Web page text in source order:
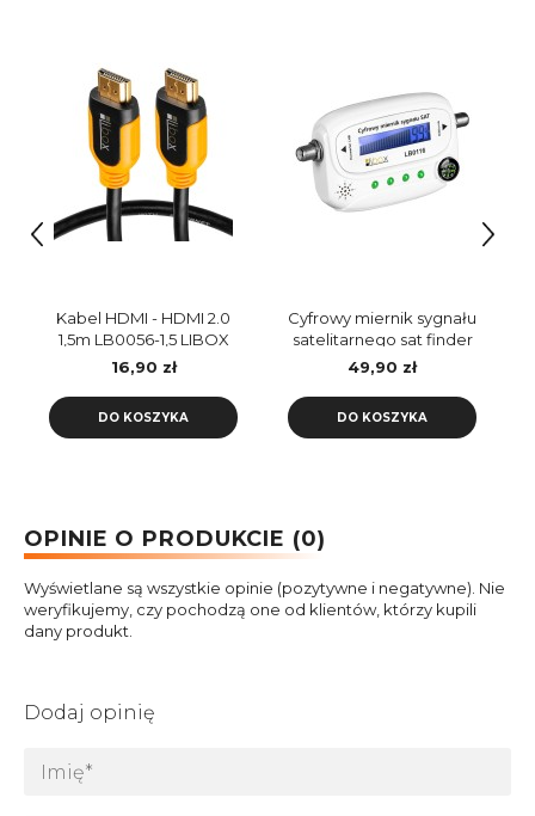
Kabel HDMI - HDMI 2.0
1,5m LB0056-1,5 LIBOX
16,90 zł
DO KOSZYKA
Cyfrowy miernik sygnału
satelitarnego sat finder
LB0116 LIBOX
49,90 zł
DO KOSZYKA
OPINIE O PRODUKCIE (0)
Wyświetlane są wszystkie opinie (pozytywne i negatywne). Nie
weryfikujemy, czy pochodzą one od klientów, którzy kupili
dany produkt.
Dodaj opinię